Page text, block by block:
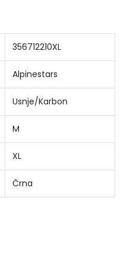
356712210XL
Alpinestars
Usnje/Karbon
M
XL
Črna